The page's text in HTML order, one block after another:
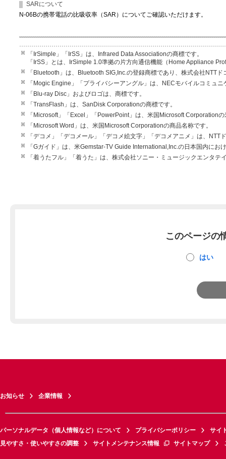
SARについて
N-06Bの携帯電話の比吸収率（SAR）についてご確認いただけます。
「IrSimple」「IrSS」は、Infrared Data Associationの商標です。
「IrSS」とは、IrSimple 1.0準拠の片方向通信機能（Home Appliance
「Bluetooth」は、Bluetooth SIG,Inc.の登録商標であり、株式会社NTT
「Mogic Engine」「プライバシーアングル」は、NECモバイルコミュ
「Blu-ray Disc」およびロゴは、商標です。
「TransFlash」は、SanDisk Corporationの商標です。
「Microsoft」「Excel」「PowerPoint」は、米国Microsoft Corporation
「Microsoft Word」は、米国Microsoft Corporationの商品名称です。
「デコメ」「デコメール」「デコメ絵文字」「デコメアニメ」は、NTT
「Gガイド」は、米Gemstar-TV Guide International,Inc.の日本国内にお
「着うたフル」「着うた」は、株式会社ソニー・ミュージックエンタテ
このページの
はい
お知らせ 企業情報
パーソナルデータ（個人情報など）について プライバシーポリシー
サイ
見やすさ・使いやすさの調整
サイトメンテナンス情報 サイトマップ